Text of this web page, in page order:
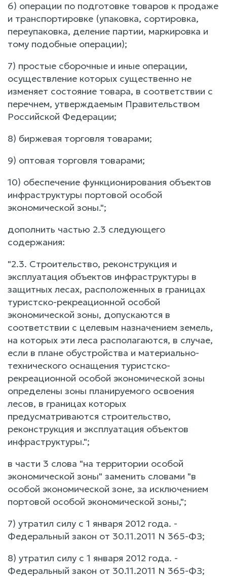
6) операции по подготовке товаров к продаже
и транспортировке (упаковка, сортировка,
переупаковка, деление партии, маркировка и
тому подобные операции);
7) простые сборочные и иные операции,
осуществление которых существенно не
изменяет состояние товара, в соответствии с
перечнем, утверждаемым Правительством
Российской Федерации;
8) биржевая торговля товарами;
9) оптовая торговля товарами;
10) обеспечение функционирования объектов
инфраструктуры портовой особой
экономической зоны.";
дополнить частью 2.3 следующего
содержания:
"2.3. Строительство, реконструкция и
эксплуатация объектов инфраструктуры в
защитных лесах, расположенных в границах
туристско-рекреационной особой
экономической зоны, допускаются в
соответствии с целевым назначением земель,
на которых эти леса располагаются, в случае,
если в плане обустройства и материально-
технического оснащения туристско-
рекреационной особой экономической зоны
определены зоны планируемого освоения
лесов, в границах которых
предусматриваются строительство,
реконструкция и эксплуатация объектов
инфраструктуры.";
в части 3 слова "на территории особой
экономической зоны" заменить словами "в
особой экономической зоне, за исключением
портовой особой экономической зоны,";
7) утратил силу с 1 января 2012 года. -
Федеральный закон от 30.11.2011 N 365-ФЗ;
8) утратил силу с 1 января 2012 года. -
Федеральный закон от 30.11.2011 N 365-ФЗ;